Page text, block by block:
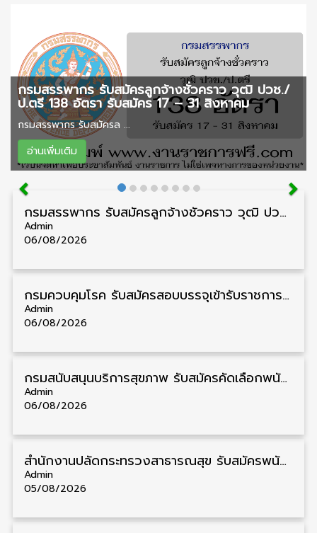
กรมสรรพากร รับสมัครลูกจ้างชั่วคราว วุฒิ ปวช./
ป.ตรี 138 อัตรา รับสมัคร 17 – 31 สิงหาคม
กรมสรรพากร รับสมัครล ...
อ่านเพิ่มเติม
กรมสรรพากร รับสมัครลูกจ้างชั่วคราว วุฒิ ปวช./ป.ตรี 138 อัตรา รับสมัคร 17 – 31 สิงหาคม
Admin
06/08/2026
กรมควบคุมโรค รับสมัครสอบบรรจุเข้ารับราชการ วุฒิ ปวส./ป.ตรี 17 อัตรา รับสมัคร 17 สิงหาคม – 4 กันยายน
Admin
06/08/2026
กรมสนับสนุนบริการสุขภาพ รับสมัครคัดเลือกพนักงานราชการ วุฒิ ปวส./ป.ตรี 13 อัตรา รับสมัคร 11 – 20 สิงหาคม
Admin
06/08/2026
สำนักงานปลัดกระทรวงสาธารณสุข รับสมัครพนักงานราชการรูปแบบพิเศษ วุฒิ ปวส./ป.ตรี 102 อัตรา รับสมัคร 17 – 28 สิงหาคม
Admin
05/08/2026